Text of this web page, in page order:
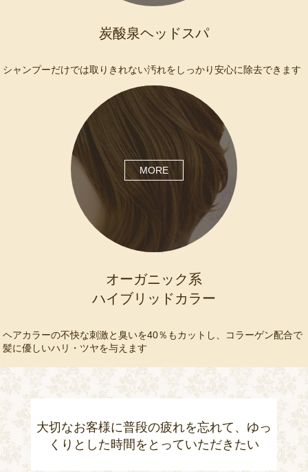
炭酸泉ヘッドスパ
シャンプーだけでは取りきれない汚れをしっかり安心に除去できます
MORE
オーガニック系
ハイブリッドカラー
ヘアカラーの不快な刺激と臭いを40％もカットし、コラーゲン配合で
髪に優しいハリ・ツヤを与えます
大切なお客様に普段の疲れを忘れて、ゆっ
くりとした時間をとっていただきたい